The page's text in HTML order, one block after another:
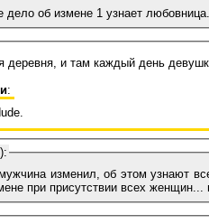
дело об измене 1 узнает
деревня, и там каждый день
:
):
мужчина изменил, об этом
при присутствии всех